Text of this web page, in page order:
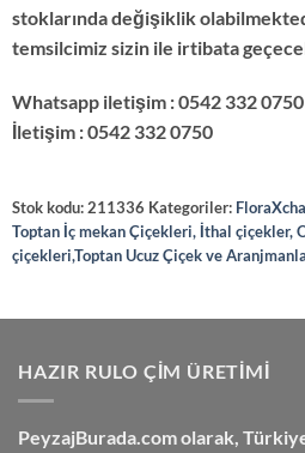
stoklarında değişiklik
temsilcimiz sizin ile irtibata
Whatsapp iletişim : 0542 332 0750
İletişim : 0542 332 0750
Stok kodu:211336 Kategoriler:
Toptan İç mekan Çiçekleri, İthal çiçekler,
çiçekleri,Toptan Ucuz Çiçek ve
HAZIR RULO ÇIM ÜRETIMI
PeyzajBurada.comolarak,